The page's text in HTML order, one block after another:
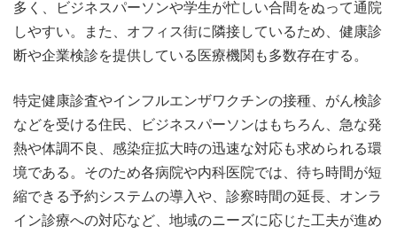
多く、ビジネスパーソンや学生が忙しい合間をぬって通院
しやすい。また、オフィス街に隣接しているため、健康診
断や企業検診を提供している医療機関も多数存在する。
特定健康診査やインフルエンザワクチンの接種、がん検診
などを受ける住民、ビジネスパーソンはもちろん、急な発
熱や体調不良、感染症拡大時の迅速な対応も求められる環
境である。そのため各病院や内科医院では、待ち時間が短
縮できる予約システムの導入や、診察時間の延長、オンラ
イン診療への対応など、地域のニーズに応じた工夫が進め